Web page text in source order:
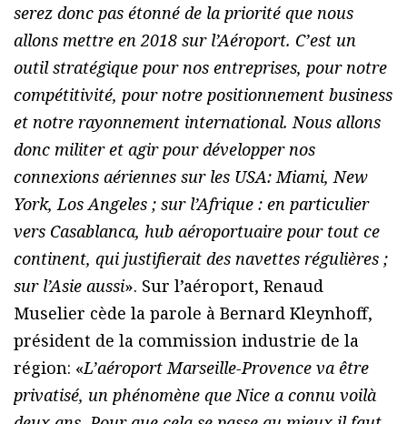
serez donc pas étonné de la priorité que nous
allons mettre en 2018 sur l’Aéroport. C’est un
outil stratégique pour nos entreprises, pour notre
compétitivité, pour notre positionnement business
et notre rayonnement international. Nous allons
donc militer et agir pour développer nos
connexions aériennes sur les USA: Miami, New
York, Los Angeles ; sur l’Afrique : en particulier
vers Casablanca, hub aéroportuaire pour tout ce
continent, qui justifierait des navettes régulières ;
sur l’Asie aussi». Sur l’aéroport, Renaud
Muselier cède la parole à Bernard Kleynhoff,
président de la commission industrie de la
région: «L’aéroport Marseille-Provence va être
privatisé, un phénomène que Nice a connu voilà